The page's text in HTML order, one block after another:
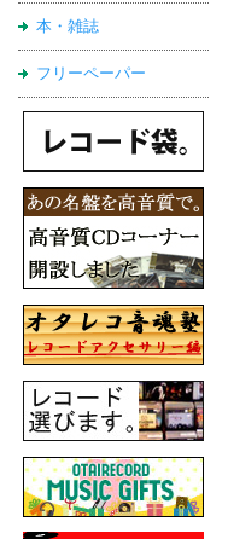
本・雑誌
フリーペーパー